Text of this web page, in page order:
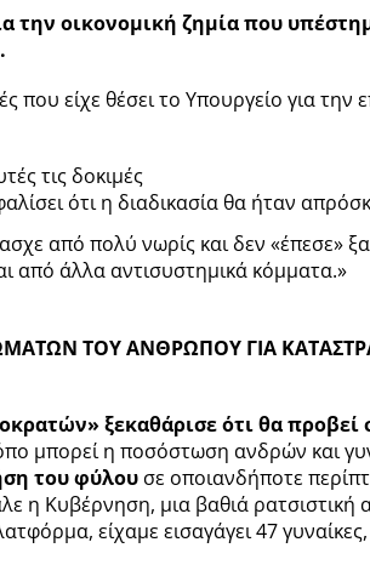
την οικονομική ζημία που
είχε θέσει το Υπουργείο για
τις δοκιμές
ότι η διαδικασία θα ήταν
από πολύ νωρίς και δεν
από άλλα αντισυστημικά κόμματα.»
ΤΟΥ ΑΝΘΡΩΠΟΥ ΓΙΑ
ξεκαθάρισε ότι θα
μπορεί η ποσόστωση ανδρών και
του φύλου σε οποιανδήποτε
η Κυβέρνηση, μια βαθιά
είχαμε εισαγάγει 47